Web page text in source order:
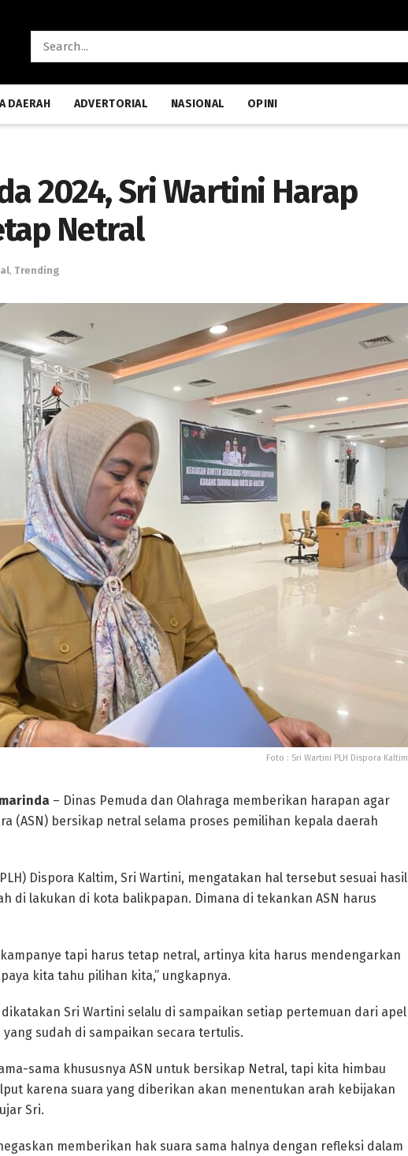
DAERAH ADVERTORIAL NASIONAL OPINI
2024, Sri Wartini Harap
Netral
, Trending
Foto : Sri Wartini PLH Dispora Kaltim
– Dinas Pemuda dan Olahraga memberikan harapan agar
(ASN) bersikap netral selama proses pemilihan kepala daerah
Dispora Kaltim, Sri Wartini, mengatakan hal tersebut sesuai hasil
di lakukan di kota balikpapan. Dimana di tekankan ASN harus
tapi harus tetap netral, artinya kita harus mendengarkan
kita tahu pilihan kita,” ungkapnya.
dikatakan Sri Wartini selalu di sampaikan setiap pertemuan dari apel
sudah di sampaikan secara tertulis.
sama khususnya ASN untuk bersikap Netral, tapi kita himbau
karena suara yang diberikan akan menentukan arah kebijakan
Sri.
memberikan hak suara sama halnya dengan refleksi dalam